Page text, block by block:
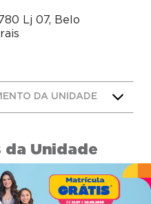
Lj 07, Belo
DA UNIDADE
Unidade